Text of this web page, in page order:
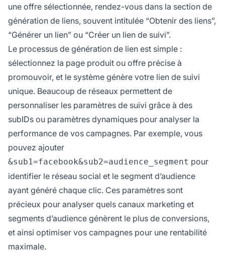
une offre sélectionnée, rendez-vous dans la section de
génération de liens, souvent intitulée “Obtenir des liens”,
“Générer un lien” ou “Créer un lien de suivi”.
Le processus de génération de lien est simple :
sélectionnez la page produit ou offre précise à
promouvoir, et le système génère votre lien de suivi
unique. Beaucoup de réseaux permettent de
personnaliser les paramètres de suivi grâce à des
subIDs ou paramètres dynamiques pour analyser la
performance de vos campagnes. Par exemple, vous
pouvez ajouter
&sub1=facebook&sub2=audience_segment pour
identifier le réseau social et le segment d’audience
ayant généré chaque clic. Ces paramètres sont
précieux pour analyser quels canaux marketing et
segments d’audience génèrent le plus de conversions,
et ainsi optimiser vos campagnes pour une rentabilité
maximale.